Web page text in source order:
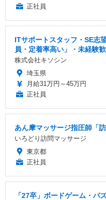
正社員
ITサポートスタッフ・SE志
員・定着率高い」・未経験
株式会社キソシン
埼玉県
月給31万円～45万円
正社員
あん摩マッサージ指圧師「
いろどり訪問マッサージ
東京都
正社員
「27卒」ボードゲーム・パ